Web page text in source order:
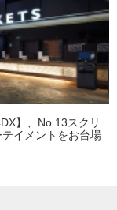
】、No.13スクリ
イメントをお台場